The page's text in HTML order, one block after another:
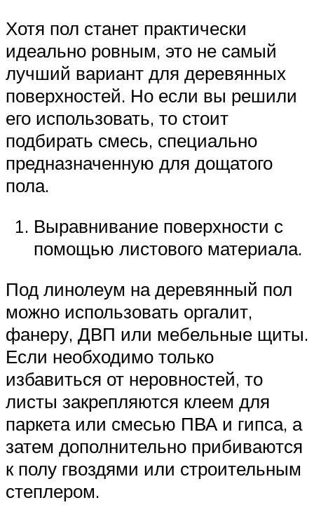
Хотя пол станет практически
идеально ровным, это не самый
лучший вариант для деревянных
поверхностей. Но если вы решили
его использовать, то стоит
подбирать смесь, специально
предназначенную для дощатого
пола.
Выравнивание поверхности с
помощью листового материала.
Под линолеум на деревянный пол
можно использовать оргалит,
фанеру, ДВП или мебельные щиты.
Если необходимо только
избавиться от неровностей, то
листы закрепляются клеем для
паркета или смесью ПВА и гипса, а
затем дополнительно прибиваются
к полу гвоздями или строительным
степлером.